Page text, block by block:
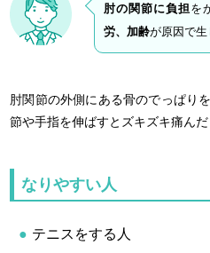
肘の関節に負担を
労、加齢が原因で生
肘関節の外側にある骨のでっぱり
節や手指を伸ばすとズキズキ痛んだ
なりやすい人
テニスをする人